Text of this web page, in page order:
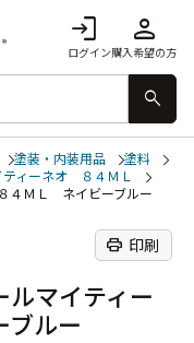
login
ログイン
person
購入希望の方
search
塗装・内装用品
塗料
ィーネオ ８４ＭＬ
４ＭＬ ネイビーブルー
print 印刷
マイティー
ブルー